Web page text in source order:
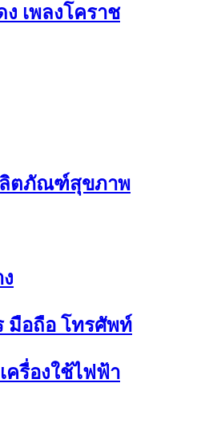
เพลงโคราช
ตภัณฑ์สุขภาพ
มือถือ โทรศัพท์
รื่องใช้ไฟฟ้า